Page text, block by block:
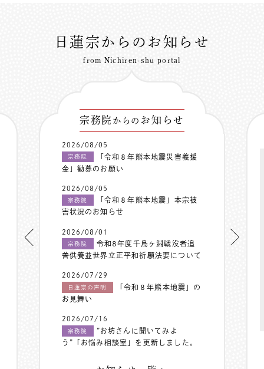
日蓮宗からのお知らせ
from Nichiren-shu portal
宗務院 からの お知らせ
2026/08/05
宗務院
「令和８年熊本地震災害義援
金」勧募のお願い
2026/08/05
宗務院
「令和８年熊本地震」本宗被
害状況のお知らせ
2026/08/01
宗務院
令和8年度千鳥ヶ淵戦没者追
善供養並世界立正平和祈願法要について
2026/07/29
日蓮宗の声明
「令和８年熊本地震」の
お見舞い
2026/07/16
宗務院
”お坊さんに聞いてみよ
う”「お悩み相談室」を更新しました。